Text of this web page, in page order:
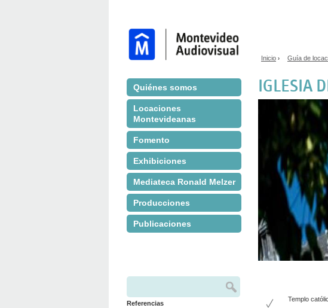
Quiénes somos
Locaciones
Montevideanas
Fomento
Exhibiciones
Mediateca Ronald Melzer
Producciones
Publicaciones
Formulario de búsqueda
Referencias
Inicio › Guía de
IGLESIA
Templo